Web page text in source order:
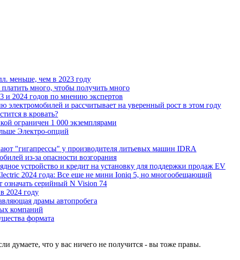
меньше, чем в 2023 году
много, чтобы получить много
и 2024 годов по мнению экспертов
электромобилей и рассчитывает на уверенный рост в этом году
в кровать?
ограничен 1 000 экземплярами
Электро-опций
"гигапрессы" у производителя литьевых машин IDRA
из-за опасности возгорания
устройство и кредит на установку для поддержки продаж EV
2024 года: Все еще не мини Ioniq 5, но многообещающий
означать серийный N Vision 74
2024 году
драмы автопробега
компаний
формата
думаете, что у вас ничего не получится - вы тоже правы.